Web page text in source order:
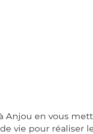
Anjou en vous
vie pour réaliser